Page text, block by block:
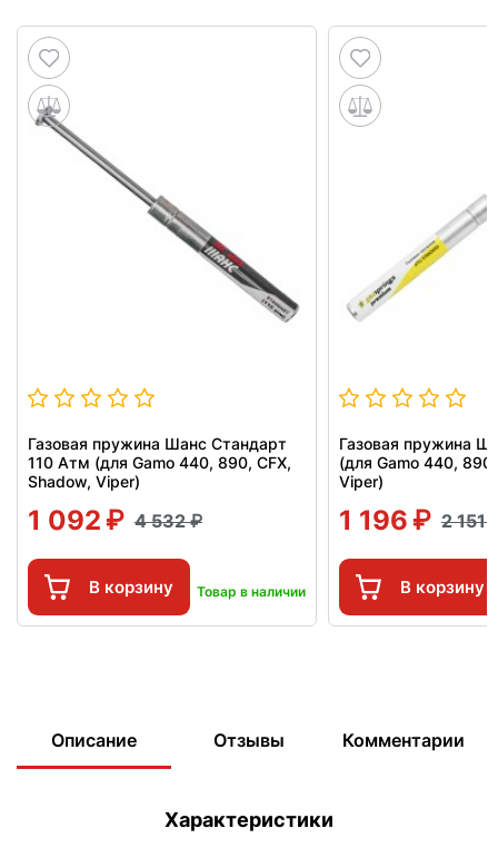
Газовая пружина Шанс Стандарт
110 Атм (для Gamo 440, 890, CFX,
Shadow, Viper)
1 092 4 532
В корзину Товар в наличии
Газовая пружина
(для Gamo 440,
Viper)
1 196 2 151
В корзину
Описание Отзывы Комментарии
Характеристики